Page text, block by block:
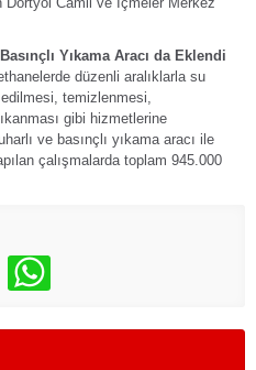
Yıkama Aracı da Eklendi
düzenli aralıklarla su
temizlenmesi,
gibi hizmetlerine
ve basınçlı yıkama aracı ile
çalışmalarda toplam 945.000